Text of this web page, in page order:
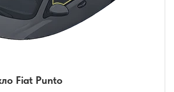
Fiat Punto